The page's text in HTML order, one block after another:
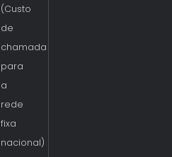
(Custo
de
chamada
para
a
rede
fixa
nacional)